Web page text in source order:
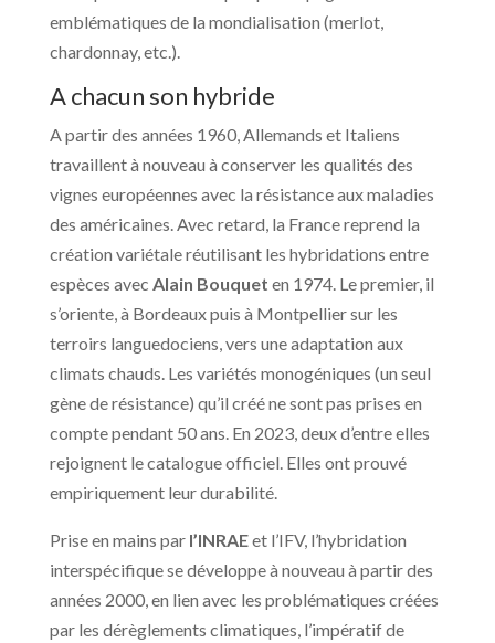
emblématiques de la mondialisation (merlot,
chardonnay, etc.).
A chacun son hybride
A partir des années 1960, Allemands et Italiens
travaillent à nouveau à conserver les qualités des
vignes européennes avec la résistance aux maladies
des américaines. Avec retard, la France reprend la
création variétale réutilisant les hybridations entre
espèces avec Alain Bouquet en 1974. Le premier, il
s’oriente, à Bordeaux puis à Montpellier sur les
terroirs languedociens, vers une adaptation aux
climats chauds. Les variétés monogéniques (un seul
gène de résistance) qu’il créé ne sont pas prises en
compte pendant 50 ans. En 2023, deux d’entre elles
rejoignent le catalogue officiel. Elles ont prouvé
empiriquement leur durabilité.
Prise en mains par l’INRAEet l’IFV, l’hybridation
interspécifique se développe à nouveau à partir des
années 2000, en lien avec les problématiques créées
par les dérèglements climatiques, l’impératif de